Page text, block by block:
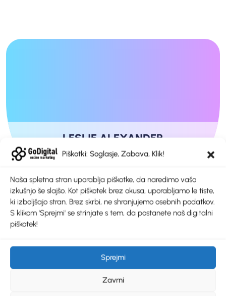
Piškotki: Soglasje, Zabava, Klik!
Naša spletna stran uporablja piškotke, da naredimo vašo
izkušnjo še slajšo. Kot piškotek brez okusa, uporabljamo le tiste,
ki izboljšajo stran. Brez skrbi, ne shranjujemo osebnih podatkov.
S klikom 'Sprejmi' se strinjate s tem, da postanete naš digitalni
piškotek!
Sprejmi
Zavrni
LESLIE ALEXANDER
MARKETTING OFFICER